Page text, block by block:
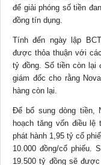
để giải phóng số tiền
đồng tín dụng.
Tính đến ngày lập
được thỏa thuận với
tỷ đồng. Số tiền còn lại
giám đốc cho rằng
hàng còn lại.
Để bổ sung dòng tiền,
hoạch tăng vốn điều lệ
phát hành 1,95 tỷ cổ
10.000 đồng/cổ phiếu.
19.500 tỷ đồng sẽ